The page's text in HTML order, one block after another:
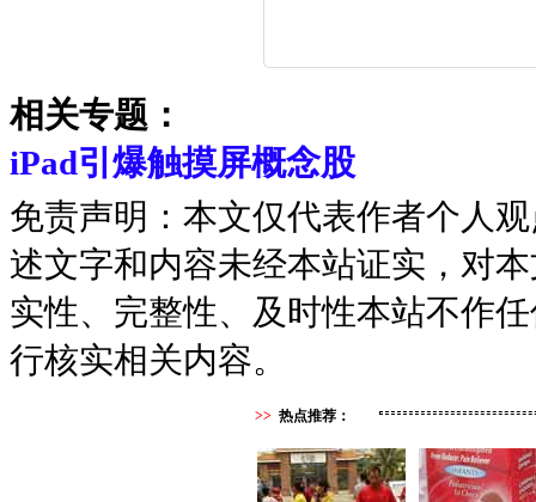
相关专题：
iPad引爆触摸屏概念股
免责声明：本文仅代表作者个人
述文字和内容未经本站证实，对
实性、完整性、及时性本站不作
行核实相关内容。
>> 热点推荐：